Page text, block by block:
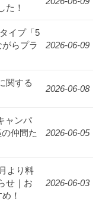
た！
イプ「5
らプラ
2026-06-09
関する
2026-06-08
ャンパ
仲間た
2026-06-05
より料
せ｜お
！
2026-06-03